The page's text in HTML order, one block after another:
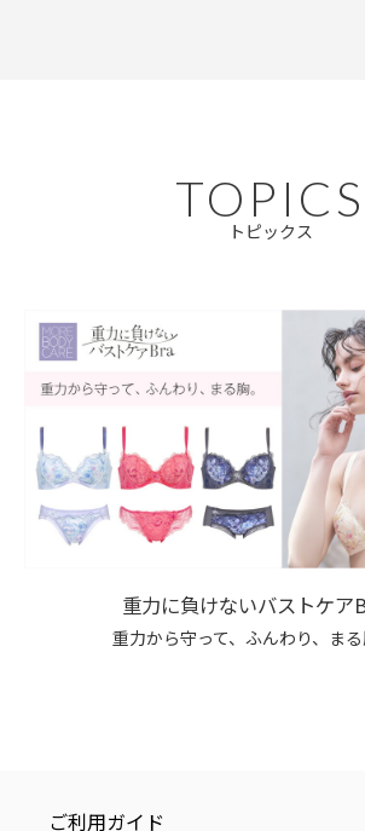
TOPICS
トピックス
重力に負けないバストケア
重力から守って、ふんわり、まる
ご利用ガイド